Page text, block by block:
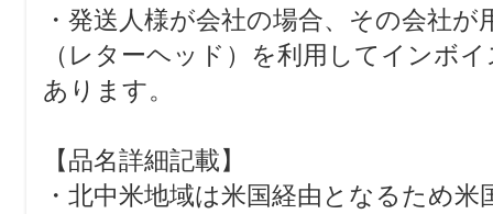
・発送人様が会社の場合、その会社
（レターヘッド）を利用してインボ
あります。
【品名詳細記載】
・北中米地域は米国経由となるため